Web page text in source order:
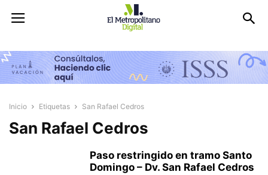
Inicio Etiquetas San Rafael Cedros
San Rafael Cedros
Paso restringido en tramo Santo
Domingo – Dv. San Rafael Cedros